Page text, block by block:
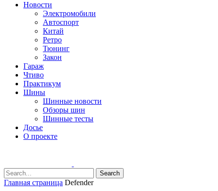
Новости
Электромобили
Автоспорт
Китай
Ретро
Тюнинг
Закон
Гараж
Чтиво
Практикум
Шины
Шинные новости
Обзоры шин
Шинные тесты
Досье
О проекте
Search
Главная страница Defender